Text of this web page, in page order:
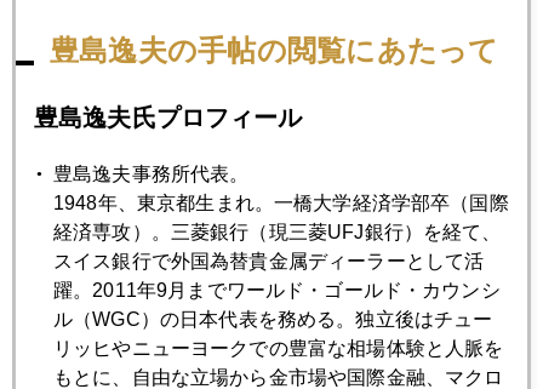
2012年04月27日
金価格は日銀の通信簿
2012年04月26日
ドッド・フランク法の影響ジワリ
豊島逸夫の手帖の閲覧にあたって
豊島逸夫氏プロフィール
豊島逸夫事務所代表。
1948年、東京都生まれ。一橋大学経済学部卒（国際
経済専攻）。三菱銀行（現三菱UFJ銀行）を経て、
スイス銀行で外国為替貴金属ディーラーとして活
躍。2011年9月までワールド・ゴールド・カウンシ
ル（WGC）の日本代表を務める。独立後はチュー
リッヒやニューヨークでの豊富な相場体験と人脈を
もとに、自由な立場から金市場や国際金融、マクロ